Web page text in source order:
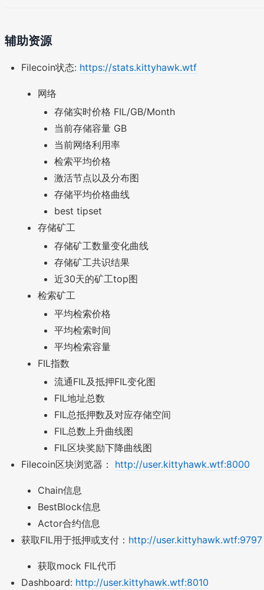
辅助资源
Filecoin状态: https://stats.kittyhawk.wtf
网络
存储实时价格 FIL/GB/Month
当前存储容量 GB
当前网络利用率
检索平均价格
激活节点以及分布图
存储平均价格曲线
best tipset
存储矿工
存储矿工数量变化曲线
存储矿工共识结果
近30天的矿工top图
检索矿工
平均检索价格
平均检索时间
平均检索容量
FIL指数
流通FIL及抵押FIL变化图
FIL地址总数
FIL总抵押数及对应存储空间
FIL总数上升曲线图
FIL区块奖励下降曲线图
Filecoin区块浏览器： http://user.kittyhawk.wtf:8000
Chain信息
BestBlock信息
Actor合约信息
获取FIL用于抵押或支付： http://user.kittyhawk.wtf:9797
获取mock FIL代币
Dashboard: http://user.kittyhawk.wtf:8010